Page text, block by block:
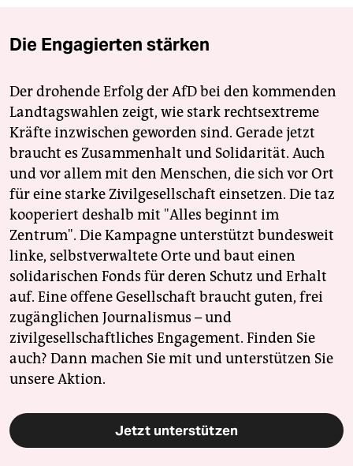
Die Engagierten stärken
Der drohende Erfolg der AfD bei den kommenden
Landtagswahlen zeigt, wie stark rechtsextreme
Kräfte inzwischen geworden sind. Gerade jetzt
braucht es Zusammenhalt und Solidarität. Auch
und vor allem mit den Menschen, die sich vor Ort
für eine starke Zivilgesellschaft einsetzen. Die taz
kooperiert deshalb mit "Alles beginnt im
Zentrum". Die Kampagne unterstützt bundesweit
linke, selbstverwaltete Orte und baut einen
solidarischen Fonds für deren Schutz und Erhalt
auf. Eine offene Gesellschaft braucht guten, frei
zugänglichen Journalismus – und
zivilgesellschaftliches Engagement. Finden Sie
auch? Dann machen Sie mit und unterstützen Sie
unsere Aktion.
Jetzt unterstützen